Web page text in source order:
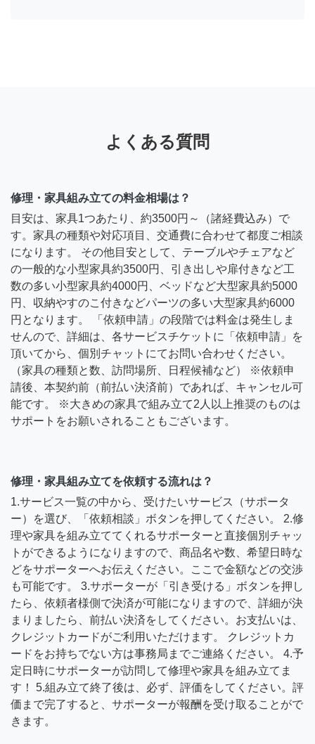
よくある質問
修理・家具組み立ての料金相場は？
目安は、家具1つあたり、約3500円～（諸経費込み）で
す。家具の種類や対応項目、交通費に合わせて都度ご相談
になります。 その他目安として、テーブルやチェアなど
の一般的な小型家具約3500円、引き出しや扉付きなど工
数の多い小型家具約4000円、ベッドなど大型家具約5000
円、収納やすのこ付きなどパーツの多い大型家具約6000
円となります。 「依頼申請」の段階では料金は発生しま
せんので、詳細は、各サービスチケットに「依頼申請」を
頂いてから、個別チャットにてお問い合わせください。
（家具の種類と数、訪問場所、日程候補など） ※依頼申
請後、本契約前（前払い決済前）であれば、キャンセル可
能です。 ※大きめの家具で組み立て2人以上推奨のものは
サポートをお願いされることもございます。
修理・家具組み立てを依頼する流れは？
1.サービス一覧の中から、受けたいサービス（サポータ
ー）を選び、「依頼相談」ボタンを押してください。 2.修
理や家具を組み立ててくれるサポーターと直接個別チャッ
トができるようになりますので、商品名や数、希望日時な
どをサポーターへお伝えください。ここで金額などの交渉
も可能です。 3.サポーターが「引き受ける」ボタンを押し
たら、依頼者様側で決済が可能になりますので、詳細が決
まりましたら、前払い決済をしてください。お支払いは、
クレジットカードがご利用いただけます。 クレジットカ
ードをお持ちでない方は事務局までご連絡ください。 4.予
定日時にサポーターが訪問して修理や家具を組み立てま
す！ 5.組み立て終了後は、必ず、評価をしてください。評
価まで完了すると、サポーターが報酬を受け取ることがで
きます。